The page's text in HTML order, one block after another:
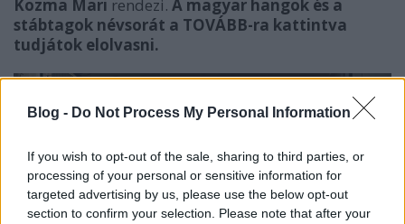
Blog - Do Not Process My Personal Information
If you wish to opt-out of the sale, sharing to third parties, or
processing of your personal or sensitive information for
targeted advertising by us, please use the below opt-out
section to confirm your selection. Please note that after your
Kozma Mari rendezi. A magyar hangok és a
stábtagok névsorát a TOVÁBB-ra kattintva
tudjátok elolvasni.